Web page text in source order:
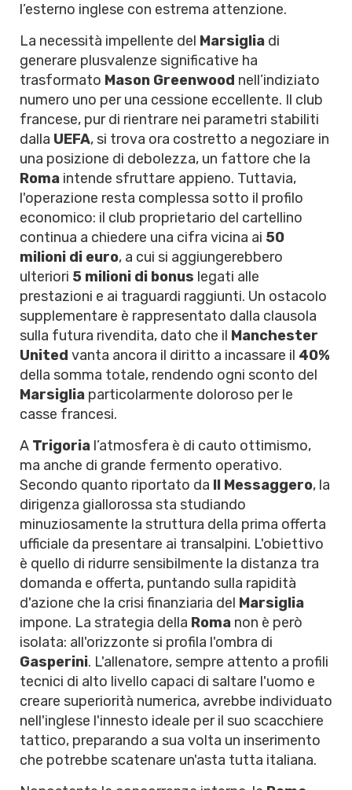
l’esterno inglese con estrema attenzione.
La necessità impellente del Marsiglia di
generare plusvalenze significative ha
trasformato Mason Greenwood nell’indiziato
numero uno per una cessione eccellente. Il club
francese, pur di rientrare nei parametri stabiliti
dalla UEFA, si trova ora costretto a negoziare in
una posizione di debolezza, un fattore che la
Roma intende sfruttare appieno. Tuttavia,
l'operazione resta complessa sotto il profilo
economico: il club proprietario del cartellino
continua a chiedere una cifra vicina ai 50
milioni di euro, a cui si aggiungerebbero
ulteriori 5 milioni di bonus legati alle
prestazioni e ai traguardi raggiunti. Un ostacolo
supplementare è rappresentato dalla clausola
sulla futura rivendita, dato che il Manchester
United vanta ancora il diritto a incassare il 40%
della somma totale, rendendo ogni sconto del
Marsiglia particolarmente doloroso per le
casse francesi.
A Trigoria l’atmosfera è di cauto ottimismo,
ma anche di grande fermento operativo.
Secondo quanto riportato da Il Messaggero, la
dirigenza giallorossa sta studiando
minuziosamente la struttura della prima offerta
ufficiale da presentare ai transalpini. L'obiettivo
è quello di ridurre sensibilmente la distanza tra
domanda e offerta, puntando sulla rapidità
d'azione che la crisi finanziaria del Marsiglia
impone. La strategia della Roma non è però
isolata: all'orizzonte si profila l'ombra di
Gasperini. L'allenatore, sempre attento a profili
tecnici di alto livello capaci di saltare l'uomo e
creare superiorità numerica, avrebbe individuato
nell'inglese l'innesto ideale per il suo scacchiere
tattico, preparando a sua volta un inserimento
che potrebbe scatenare un'asta tutta italiana.